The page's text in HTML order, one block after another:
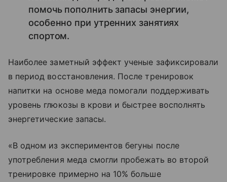
помочь пополнить запасы энергии,
особенно при утренних занятиях
спортом.
Наиболее заметный эффект ученые зафиксировали
в период восстановления. После тренировок
напитки на основе меда помогали поддерживать
уровень глюкозы в крови и быстрее восполнять
энергетические запасы.
«В одном из экспериментов бегуны после
употребления меда смогли пробежать во второй
тренировке примерно на 10% больше